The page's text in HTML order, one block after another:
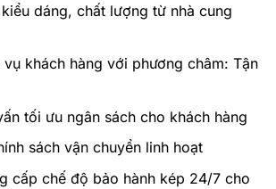
dáng, chất lượng từ nhà cung
khách hàng với phương châm: Tận
tối ưu ngân sách cho khách hàng
sách vận chuyển linh hoạt
cấp chế độ bảo hành kép 24/7 cho